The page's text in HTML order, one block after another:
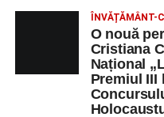
ÎNVĂȚĂMÂNT-
O nouă
Cristiana
Național
Premiul III